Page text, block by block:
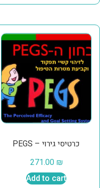
PEGS – כרטיסי גירוי
271.00 ₪
Add to cart